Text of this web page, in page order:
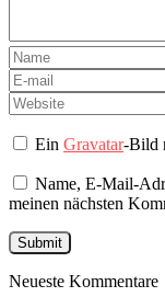
EinGravatar-Bild
Name, E-Mail-
meinen nächsten
Neueste Kommentare